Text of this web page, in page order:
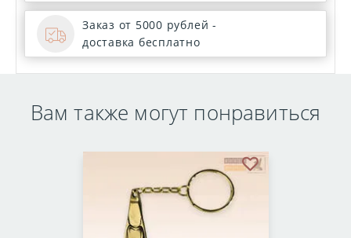
Заказ от 5000 рублей -
доставка бесплатно
Вам также могут понравиться
В избранное